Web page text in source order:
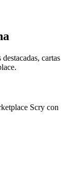
cartas
Scry con